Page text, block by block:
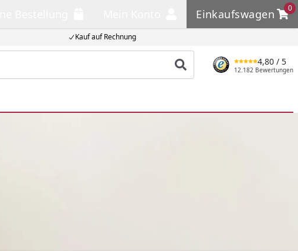
Kauf auf Rechnung
Einkaufswagen
0
Einkaufswagen
Produkt suchen
4,80 / 5
12.182 Bewertungen